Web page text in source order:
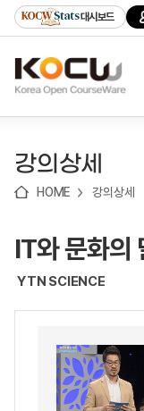
기
기
기
content)
가
대시보드
강의상세
HOME 강의상세
IT와 문화의
YTN SCIENCE